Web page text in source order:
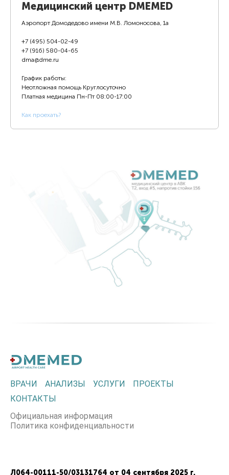
Медицинский центр DMEMED
Аэропорт Домодедово имени М.В. Ломоносова, 1а
+7 (495) 504-02-49
+7 (916) 580-04-65
dma@dme.ru
График работы:
Неотложная помощь Круглосуточно
Платная медицина Пн-Пт 08:00-17:00
Как проехать?
ВРАЧИ АНАЛИЗЫ УСЛУГИ
ПРОЕКТЫ
КОНТАКТЫ
Официальная информация
Политика конфиденциальности
Л064-00111-50/03131764 от 04 сентября 2025 г.